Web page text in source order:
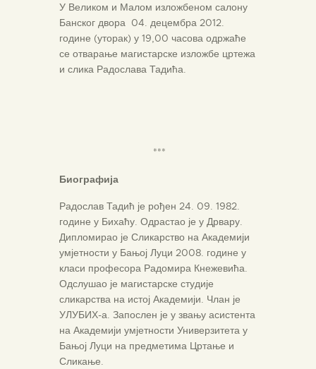
У Великом и Малом изложбеном салону
Банског двора 04. децембра 2012.
године (уторак) у 19,00 часова одржаће
се отварање магистарске изложбе цртежа
и слика Радослава Тадића.
***
Биографија
Радослав Тадић је рођен 24. 09. 1982.
године у Бихаћу. Одрастао је у Дрвару.
Дипломирао је Сликарство на Академији
умјетности у Бањој Луци 2008. године у
класи професора Радомира Кнежевића.
Одслушао је магистарске студије
сликарства на истој Академији. Члан је
УЛУБИХ-а. Запослен је у звању асистента
на Академији умјетности Универзитета у
Бањој Луци на предметима Цртање и
Сликање.